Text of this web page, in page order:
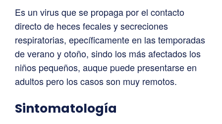
Es un virus que se propaga por el contacto
directo de heces fecales y secreciones
respiratorias, epecíficamente en las temporadas
de verano y otoño, sindo los más afectados los
niños pequeños, auque puede presentarse en
adultos pero los casos son muy remotos.
Sintomatología